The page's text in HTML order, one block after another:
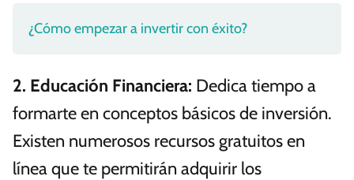
¿Cómo empezar a invertir con éxito?
2. Educación Financiera: Dedica tiempo a
formarte en conceptos básicos de inversión.
Existen numerosos recursos gratuitos en
línea que te permitirán adquirir los